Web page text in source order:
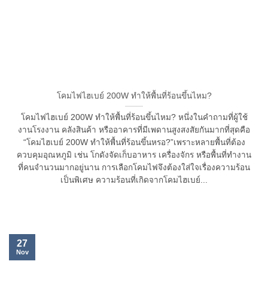
โคมไฟไฮเบย์ 200W ทำให้พื้นที่ร้อนขึ้นไหม?
โคมไฟไฮเบย์ 200W ทำให้พื้นที่ร้อนขึ้นไหม? หนึ่งในคำถามที่ผู้ใช้
งานโรงงาน คลังสินค้า หรืออาคารที่มีเพดานสูงสงสัยกันมากที่สุดคือ
“โคมไฮเบย์ 200W ทำให้พื้นที่ร้อนขึ้นหรอ?”เพราะหลายพื้นที่ต้อง
ควบคุมอุณหภูมิ เช่น โกดังจัดเก็บอาหาร เครื่องจักร หรือพื้นที่ทำงาน
ที่คนจำนวนมากอยู่นาน การเลือกโคมไฟจึงต้องใส่ใจเรื่องความร้อน
เป็นพิเศษ ความร้อนที่เกิดจากโคมไฮเบย์...
27
Nov